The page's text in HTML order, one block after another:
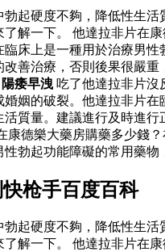
起硬度不夠，降低性生
解一下。 他達拉非片在
床上是一種用於治療男
善治療，否則後果很嚴
陽痿早洩 吃了他達拉非片沒
姻的破裂。他達拉非片
質量。建議進行及時進
德樂大藥房購藥多少錢
勃起功能障礙的常用藥物
枪手百度百科
起硬度不夠，降低性生
解一下。 他達拉非片在